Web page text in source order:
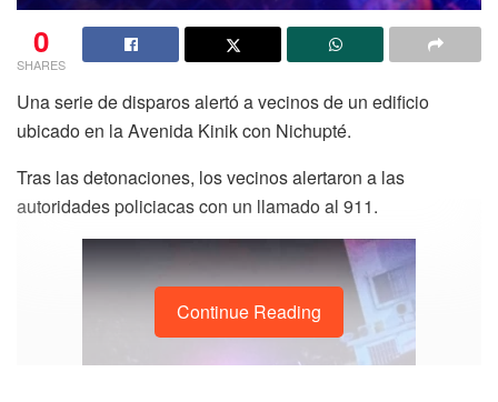
0
SHARES
‎Una serie de disparos alertó a vecinos de un edificio
ubicado en la Avenida Kinik con Nichupté.
Tras las detonaciones, los vecinos alertaron a las
autoridades policiacas con un llamado al 911.
Continue Reading